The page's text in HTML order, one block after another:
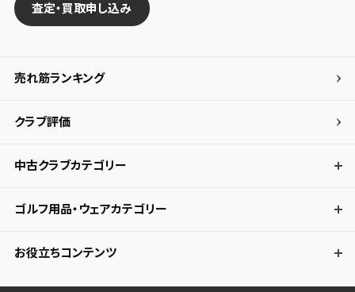
査定・買取申し込み
売れ筋ランキング
クラブ評価
中古クラブカテゴリー
ゴルフ用品・ウェアカテゴリー
お役立ちコンテンツ